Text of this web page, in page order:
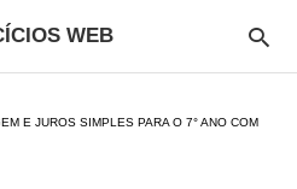
WEB
E JUROS SIMPLES PARA O 7° ANO COM